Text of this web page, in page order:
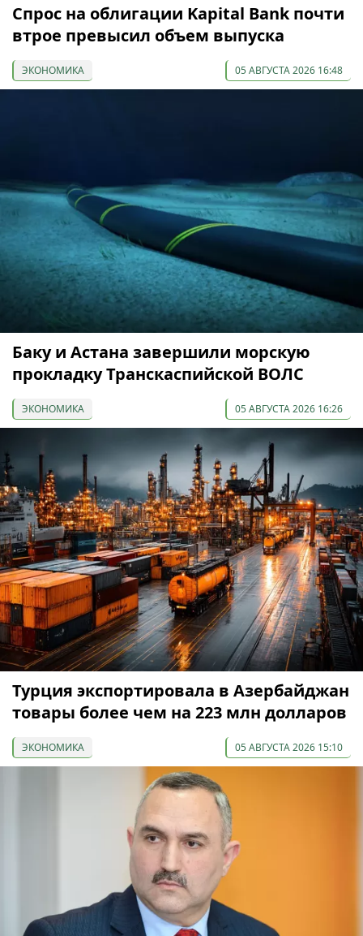
Спрос на облигации Kapital Bank почти
втрое превысил объем выпуска
ЭКОНОМИКА 05 АВГУСТА 2026 16:48
Баку и Астана завершили морскую
прокладку Транскаспийской ВОЛС
ЭКОНОМИКА 05 АВГУСТА 2026 16:26
Турция экспортировала в Азербайджан
товары более чем на 223 млн долларов
ЭКОНОМИКА 05 АВГУСТА 2026 15:10